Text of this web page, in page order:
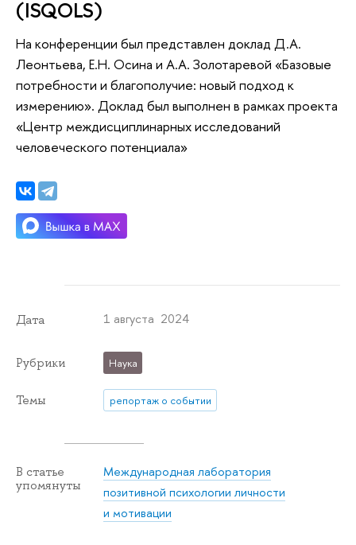
(ISQOLS)
На конференции был представлен доклад Д.А.
Леонтьева, Е.Н. Осина и А.А. Золотаревой «Базовые
потребности и благополучие: новый подход к
измерению». Доклад был выполнен в рамках проекта
«Центр междисциплинарных исследований
человеческого потенциала»
Дата 1 августа 2024
Рубрики Наука
Темы репортаж о событии
В статье
упомянуты
Международная лаборатория
позитивной психологии личности
и мотивации